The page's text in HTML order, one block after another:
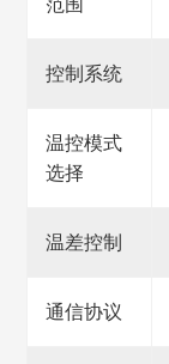
范围
控制系统
温控模式
选择
温差控制
通信协议